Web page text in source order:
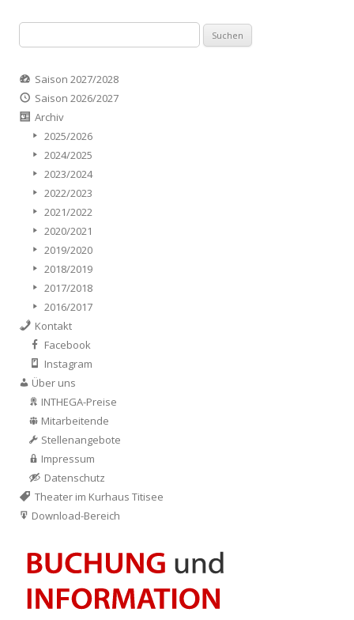
nach:
Saison 2027/2028
Saison 2026/2027
Archiv
2025/2026
2024/2025
2023/2024
2022/2023
2021/2022
2020/2021
2019/2020
2018/2019
2017/2018
2016/2017
Kontakt
Facebook
Instagram
Über uns
INTHEGA-Preise
Mitarbeitende
Stellenangebote
Impressum
Datenschutz
Theater im Kurhaus Titisee
Download-Bereich